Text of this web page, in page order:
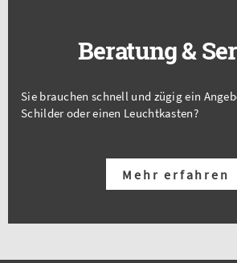
Beratung &
Sie brauchen schnell und zügig ein
Schilder oder einen Leuchtkasten?
Mehr erfahren